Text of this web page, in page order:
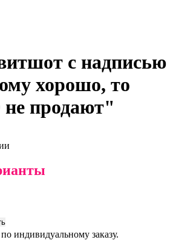
с надписью
хорошо, то
не продают"
индивидуальному заказу.